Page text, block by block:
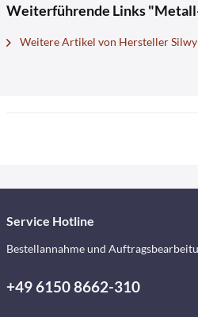
Weiterführende Links
Weitere Artikel von Hersteller Silwy
Service Hotline
Bestellannahme und
+49 6150 8662-310